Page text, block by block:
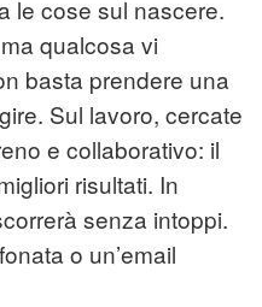
le cose sul nascere.
qualcosa vi
basta prendere una
Sul lavoro, cercate
e collaborativo: il
risultati. In
senza intoppi.
o un’email